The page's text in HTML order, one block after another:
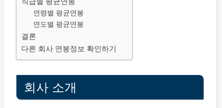
연령별 평균연봉
연도별 평균연봉
결론
다른 회사 연봉정보 확인하기
회사 소개